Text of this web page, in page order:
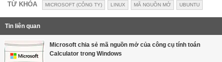
TỪ KHÓA MICROSOFT (CÔNG TY) LINUX MÃ NGUỒN MỞ UBUNTU
Tin liên quan
Microsoft chia sẻ mã nguồn mở của công cụ tính toán
Calculator trong Windows